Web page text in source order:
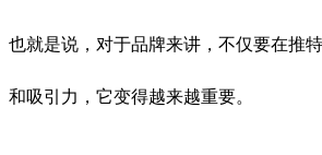
也就是说，对于品牌来讲，不仅要在推
和吸引力，它变得越来越重要。